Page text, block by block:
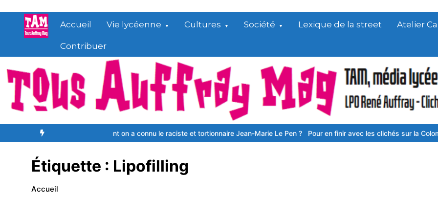
contenu
Accueil Vie lycéenne Cultures Société Lexique de la street Atelier
Contribuer
? Comment on a connu le raciste et tortionnaire Jean-Marie Le Pen ? Pour en finir avec les clichés sur la Colombie
Étiquette : Lipofilling
Accueil